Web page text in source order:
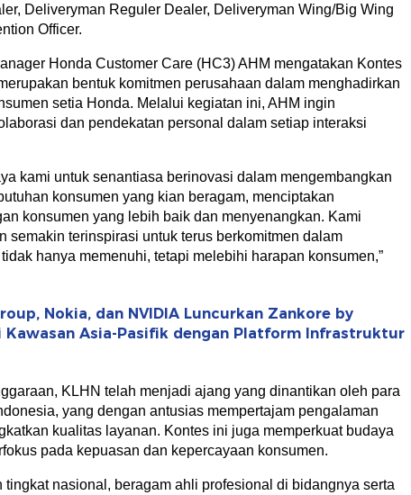
Deliveryman Reguler Dealer, Deliveryman Wing/Big Wing
Officer.
Honda Customer Care (HC3) AHM mengatakan Kontes
bentuk komitmen perusahaan dalam menghadirkan
setia Honda. Melalui kegiatan ini, AHM ingin
dan pendekatan personal dalam setiap interaksi
kami untuk senantiasa berinovasi dalam mengembangkan
konsumen yang kian beragam, menciptakan
konsumen yang lebih baik dan menyenangkan. Kami
semakin terinspirasi untuk terus berkomitmen dalam
hanya memenuhi, tetapi melebihi harapan konsumen,”
Nokia, dan NVIDIA Luncurkan Zankore by
Kawasan Asia-Pasifik dengan Platform Infrastruktur
KLHN telah menjadi ajang yang dinantikan oleh para
yang dengan antusias mempertajam pengalaman
kualitas layanan. Kontes ini juga memperkuat budaya
pada kepuasan dan kepercayaan konsumen.
tingkat nasional, beragam ahli profesional di bidangnya serta